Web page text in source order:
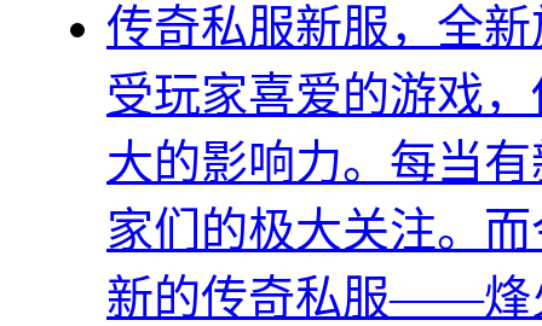
传奇私服新服，全
受玩家喜爱的游戏
大的影响力。每当
家们的极大关注。
新的传奇私服——烽